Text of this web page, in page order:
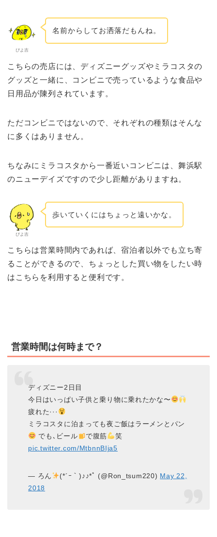
ぴよ吉
名前からしてお洒落だもんね。
こちらの売店には、ディズニーグッズやミラコスタの
グッズと一緒に、コンビニで売っているような食品や
日用品が陳列されています。
ただコンビニではないので、それぞれの種類はそんな
に多くはありません。
ちなみにミラコスタから一番近いコンビニは、舞浜駅
のニューデイズですので少し距離がありますね。
ぴよ吉
歩いていくにはちょっと遠いかな。
こちらは営業時間内であれば、宿泊者以外でも立ち寄
ることができるので、ちょっとした買い物をしたい時
はこちらを利用すると便利です。
営業時間は何時まで？
ディズニー2日目
今日はいっぱい子供と乗り物に乗れたかな〜
疲れた···
ミラコスタに泊まっても夜ご飯はラーメンとパン
でも､ビール
で腹筋
笑
pic.twitter.com/MtbnnBIja5
— ろん (*´ｰ｀)♪♪*ﾟ (@Ron_tsum220) May 22,
2018